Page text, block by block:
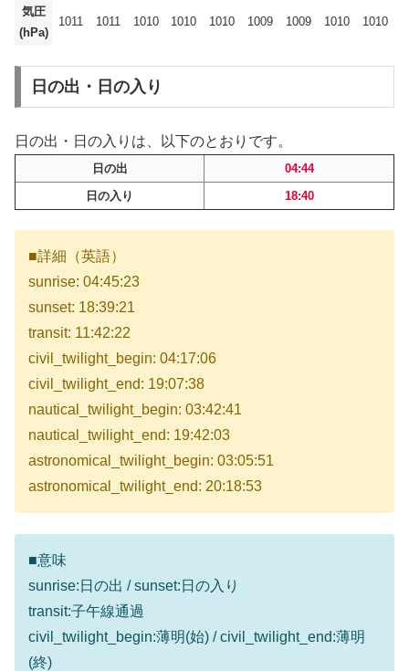
気圧
(hPa)
1011 1011 1010 1010 1010 1009 1009 1010 1010
日の出・日の入り
日の出・日の入りは、以下のとおりです。
日の出
04:44
日の入り
18:40
■詳細（英語）
sunrise: 04:45:23
sunset: 18:39:21
transit: 11:42:22
civil_twilight_begin: 04:17:06
civil_twilight_end: 19:07:38
nautical_twilight_begin: 03:42:41
nautical_twilight_end: 19:42:03
astronomical_twilight_begin: 03:05:51
astronomical_twilight_end: 20:18:53
■意味
sunrise:日の出 / sunset:日の入り
transit:子午線通過
civil_twilight_begin:薄明(始) / civil_twilight_end:薄明
(終)